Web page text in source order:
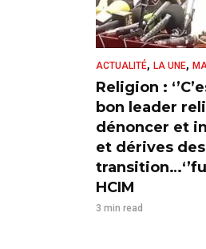
ACTUALITÉ, LA UNE,
Religion :
bon leader
dénoncer et
et dérives
HCIM
3 min read